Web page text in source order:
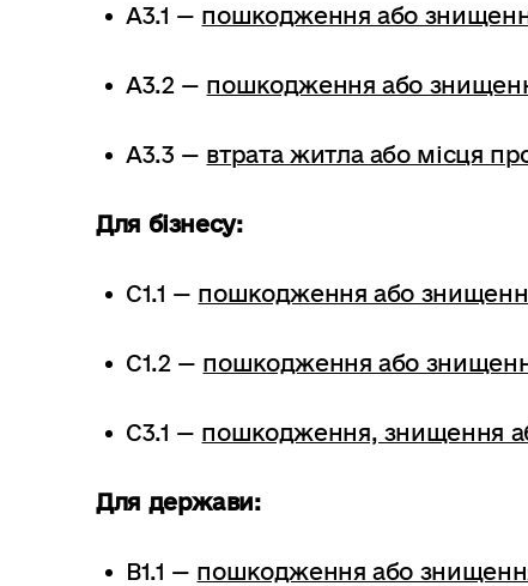
A3.1 — пошкодження або
A3.2 — пошкодження або
A3.3 — втрата житла або місця
Для бізнесу:
C1.1 — пошкодження або
C1.2 — пошкодження або
C3.1 — пошкодження, знищення
Для держави:
B1.1 — пошкодження або